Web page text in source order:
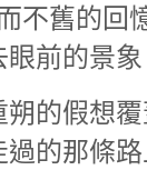
不舊的回
眼前的景象
朔的假想
過的那條路